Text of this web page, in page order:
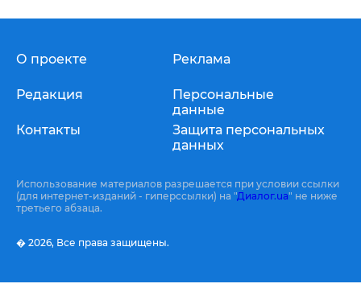
О проекте
Редакция
Контакты
Реклама
Персональные
данные
Защита персональных
данных
Использование материалов разрешается при условии ссылки
(для интернет-изданий - гиперссылки) на "Диалог.ua" не ниже
третьего абзаца.
� 2026, Все права защищены.